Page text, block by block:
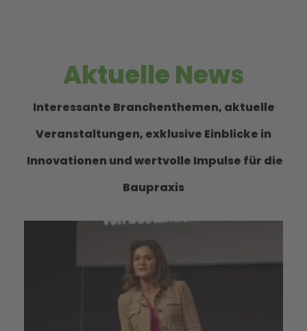
Aktuelle News
Interessante Branchenthemen, aktuelle
Veranstaltungen, exklusive Einblicke in
Innovationen und wertvolle Impulse für die
Baupraxis